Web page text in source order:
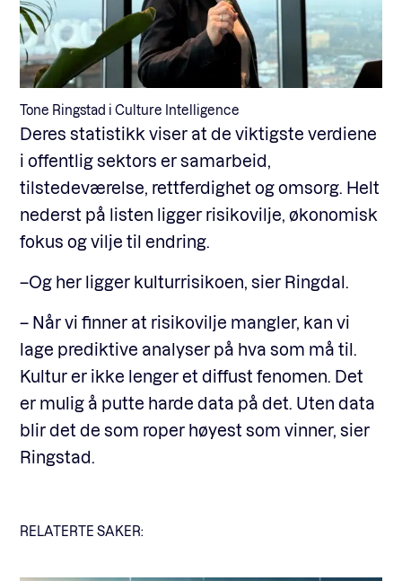
Tone Ringstad i Culture Intelligence
Deres statistikk viser at de viktigste verdiene
i offentlig sektors er samarbeid,
tilstedeværelse, rettferdighet og omsorg. Helt
nederst på listen ligger risikovilje, økonomisk
fokus og vilje til endring.
–Og her ligger kulturrisikoen, sier Ringdal.
– Når vi finner at risikovilje mangler, kan vi
lage prediktive analyser på hva som må til.
Kultur er ikke lenger et diffust fenomen. Det
er mulig å putte harde data på det. Uten data
blir det de som roper høyest som vinner, sier
Ringstad.
RELATERTE SAKER: